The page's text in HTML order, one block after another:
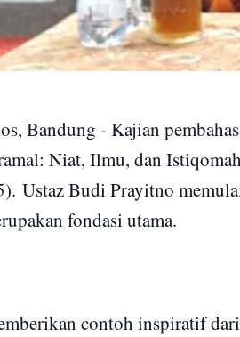
Bandung - Kajian
Niat, Ilmu, dan Istiqomah
Ustaz Budi Prayitno
fondasi utama.
contoh inspiratif